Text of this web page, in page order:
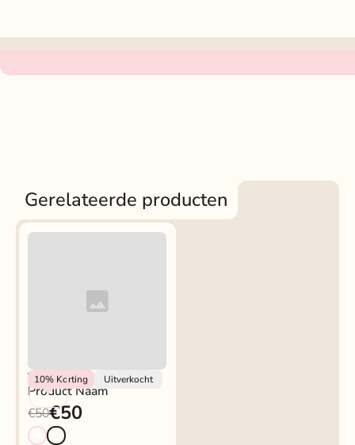
Gerelateerde producten
10% Korting Uitverkocht
Vendor
Product Naam
€50€50